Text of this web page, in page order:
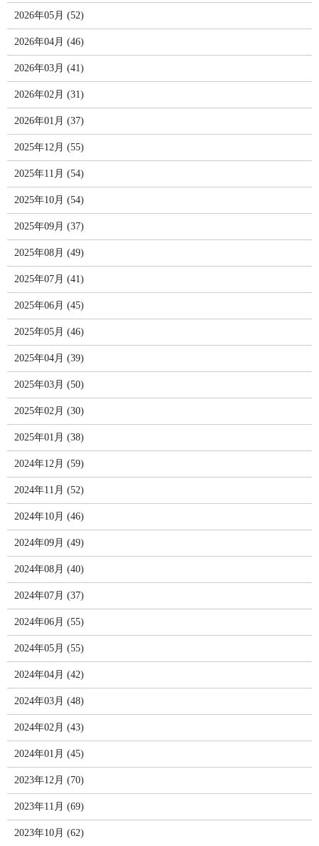
2026年05月 (52)
2026年04月 (46)
2026年03月 (41)
2026年02月 (31)
2026年01月 (37)
2025年12月 (55)
2025年11月 (54)
2025年10月 (54)
2025年09月 (37)
2025年08月 (49)
2025年07月 (41)
2025年06月 (45)
2025年05月 (46)
2025年04月 (39)
2025年03月 (50)
2025年02月 (30)
2025年01月 (38)
2024年12月 (59)
2024年11月 (52)
2024年10月 (46)
2024年09月 (49)
2024年08月 (40)
2024年07月 (37)
2024年06月 (55)
2024年05月 (55)
2024年04月 (42)
2024年03月 (48)
2024年02月 (43)
2024年01月 (45)
2023年12月 (70)
2023年11月 (69)
2023年10月 (62)